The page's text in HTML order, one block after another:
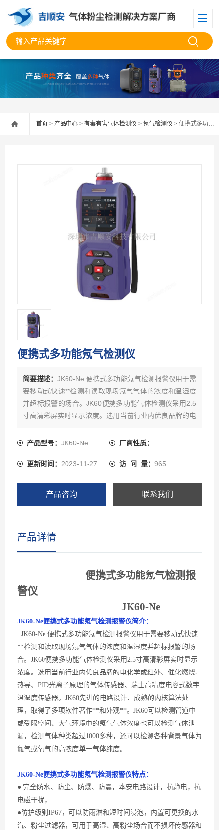
首页 > 产品中心 > 有毒有害气体检测仪 > 氖气检测仪 > 便携式多功能氖气检测仪
便携式多功能氖气检测仪
简要描述：JK60-Ne 便携式多功能氖气检测报警仪用于需
要移动式快速**检测和读取现场氖气气体的浓度和温湿度
并超标报警的场合。JK60便携多功能气体检测仪采用2.5
寸高清彩屏实时显示浓度。选用当前行业内优良品牌的电
感器、瑞士高精度电容式数字温湿度传感器。JK60先进的
和外观**。JK60可以检测管道中或受限空间、大气环境中
1000多种，还可以检测各种背景气体为氮气或氧气的高浓
产品型号： JK60-Ne 厂商性质：
更新时间： 2023-11-27 访 问 量： 965
产品咨询 联系我们
产品详情
便携式多功能氖气检测报
警仪
JK60-Ne
JK60-Ne便携式多功能氖气检测报警仪简介：
JK60-Ne 便携式多功能氖气检测报警仪用于需要移动式快速
**检测 和读取现场氖气气体的浓度和温湿度并超标报警的场
合。 JK60便携多功能气体检测仪采用2.5寸高清彩屏实时显示
浓度。 选用当前行业内优良品牌的电化学或红外、催化燃烧、
热导、 PID光离子原理的气体传感器、瑞士高精度电容式数字
温湿度传感器。 JK60先进的电路设计、成熟的内核算法处
理，取得了多项软件著作**和外观**。JK60可以检测管道中
或受限空间、大气环境中的氖气气体浓度也可以检测气体泄
漏，检测气体种类超过1000多种，还可以检测各种背景气体为
氮气或氧气的高浓度单一气体纯度。
JK60-Ne便携式多功能氖气检测报警仪特点：
● 完全防水、防尘、防爆、防震，本安电路设计，抗静电，抗
电磁干扰，
●防护级别IP67，可以防雨淋和短时间浸泡，内置可更换的水
汽、粉尘过滤器，可用于高湿、高粉尘场合而不损坏传感器和